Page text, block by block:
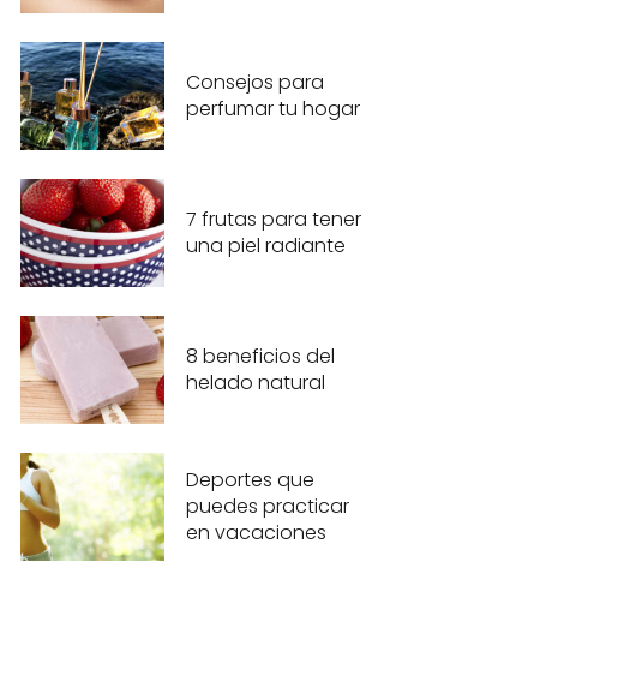
Consejos para
perfumar tu hogar
7 frutas para tener
una piel radiante
8 beneficios del
helado natural
Deportes que
puedes practicar
en vacaciones